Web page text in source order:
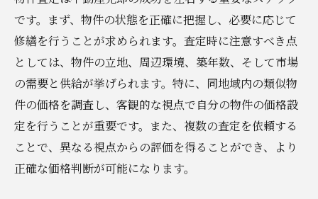
です。まず、物件の状態を正確に把握し、必要に応じて
修繕を行うことが求められます。査定時に注意すべき点
としては、物件の立地、周辺環境、築年数、そして市場
の需要と供給が挙げられます。特に、同地域内の類似物
件の価格を調査し、客観的な視点で自分の物件の価格設
定を行うことが重要です。また、複数の査定を依頼する
ことで、異なる視点からの評価を得ることができ、より
正確な価格判断が可能になります。